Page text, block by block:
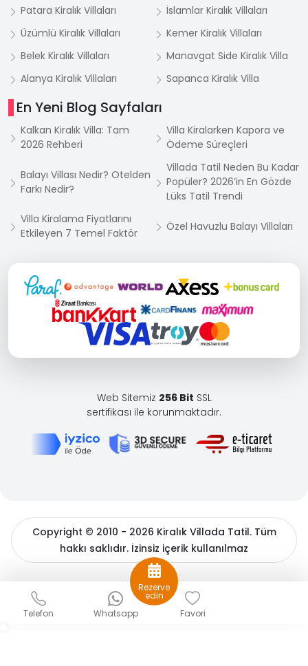
Patara Kiralık Villaları
İslamlar Kiralık Villaları
Üzümlü Kiralık Villaları
Kemer Kiralık Villaları
Belek Kiralık Villaları
Manavgat Side Kiralık Villa
Alanya Kiralık Villaları
Sapanca Kiralık Villa
En Yeni Blog Sayfaları
Kalkan Kiralık Villa: Tam
2026 Rehberi
Villa Kiralarken Kapora ve
Ödeme Süreçleri
Balayı Villası Nedir? Otelden
Farkı Nedir?
Villada Tatil Neden Bu Kadar
Popüler? 2026’in En Gözde
Lüks Tatil Trendi
Villa Kiralama Fiyatlarını
Etkileyen 7 Temel Faktör
Özel Havuzlu Balayı Villaları
Web Sitemiz 256 Bit SSL
sertifikası ile korunmaktadır.
Copyright © 2010 - 2026 Kiralık Villada Tatil. Tüm
hakkı saklıdır. İzinsiz içerik kullanılmaz
BöcekSoft
Telefon Whatsapp
Rezerve
edin
Favori
Sizlere daha iyi bir hizmet sunabilmek için çerezler
kullanıyoruz. Detaylı bilgiler içinçerez politikamızı
Verilerin Korunmasıhakkında açıklama metnimizi inceleyin.